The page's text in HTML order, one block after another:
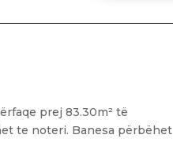
prej 83.30m² të
te noteri. Banesa përbëhet